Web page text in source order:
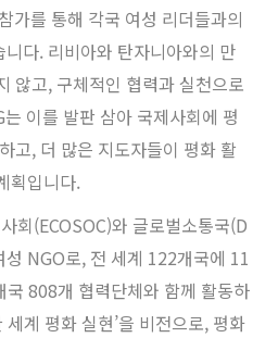
가를 통해 각국 여성 리더들과의
다. 리비아와 탄자니아와의 만
않고, 구체적인 협력과 실천으로
이를 발판 삼아 국제사회에 평
고, 더 많은 지도자들이 평화 활
획입니다.
회(ECOSOC)와 글로벌소통국(D
NGO로, 전 세계 122개국에 11
808개 협력단체와 함께 활동하
계 평화 실현’을 비전으로, 평화